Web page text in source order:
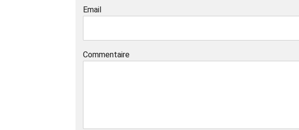
Email
Commentaire